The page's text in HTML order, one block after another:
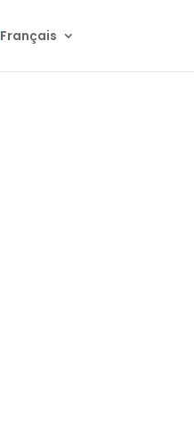
Français